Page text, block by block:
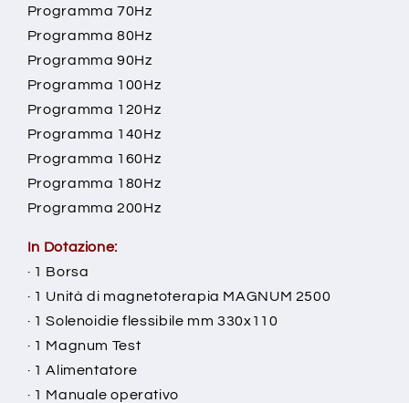
Programma 70Hz
Programma 80Hz
Programma 90Hz
Programma 100Hz
Programma 120Hz
Programma 140Hz
Programma 160Hz
Programma 180Hz
Programma 200Hz
In Dotazione:
· 1 Borsa
· 1 Unità di magnetoterapia MAGNUM 2500
· 1 Solenoidie flessibile mm 330x110
· 1 Magnum Test
· 1 Alimentatore
· 1 Manuale operativo